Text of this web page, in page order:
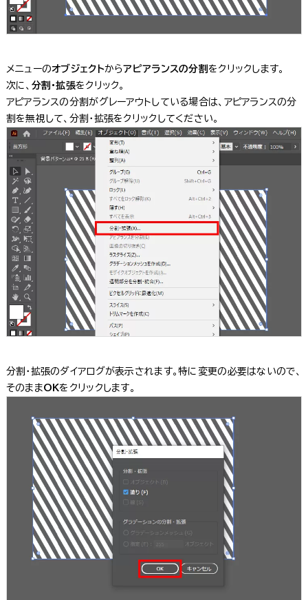
メニューのオブジェクトからアピアランスの分割 をクリックします。
次に、 分割・拡張をクリック。
アピアランスの分割がグレーアウトしている場合は、アピアランスの分
割を無視して、分割・拡張をクリックしてください。
分割・拡張のダイアログが表示されます。特に変更の必要はないので、
そのままOKをクリックします。